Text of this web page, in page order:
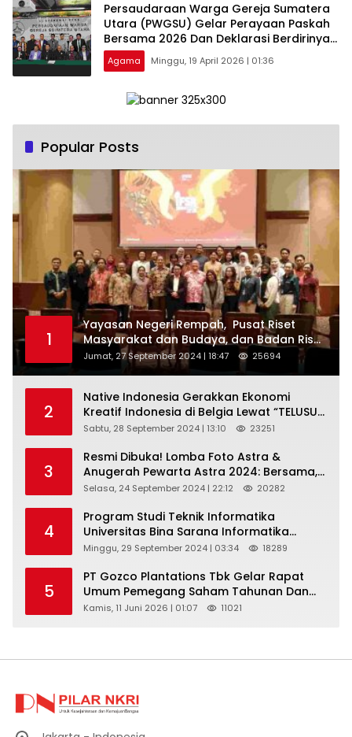
Persaudaraan Warga Gereja Sumatera
Utara (PWGSU) Gelar Perayaan Paskah
Bersama 2026 Dan Deklarasi Berdirinya
Persaudaraan Warga Gereja Sumatera
Utara (PWGSU)
Agama Minggu, 19 April 2026 | 01:36
Popular Posts
1
Yayasan Negeri Rempah, Pusat Riset
Masyarakat dan Budaya, dan Badan Riset
dan Inovasi Nasional ( BRIN ) Sukses
Gelar International Forum on Spice
Jumat, 27 September 2024 | 18:47 25694
2
Native Indonesia Gerakkan Ekonomi
Kreatif Indonesia di Belgia Lewat “TELUSUR
Kain Indonesia”
Sabtu, 28 September 2024 | 13:10 23251
3
Resmi Dibuka! Lomba Foto Astra &
Anugerah Pewarta Astra 2024: Bersama,
Berkarya, Berkelanjutan
Selasa, 24 September 2024 | 22:12 20282
4
Program Studi Teknik Informatika
Universitas Bina Sarana Informatika
Selenggarakan Pelatihan Pemanfaatan
Pemasaran Pada Forum UMKM
Bojongbaru Kecamatan Bojong Gede
Minggu, 29 September 2024 | 03:34 18289
5
PT Gozco Plantations Tbk Gelar Rapat
Umum Pemegang Saham Tahunan Dan
Paparan Publik 2026 Di Jakarta
Kamis, 11 Juni 2026 | 01:07 11021